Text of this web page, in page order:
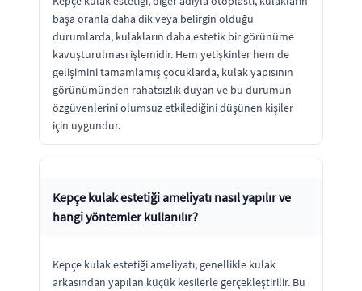
başa oranla daha dik veya belirgin olduğu
durumlarda, kulakların daha estetik bir görünüme
kavuşturulması işlemidir. Hem yetişkinler hem de
gelişimini tamamlamış çocuklarda, kulak yapısının
görünümünden rahatsızlık duyan ve bu durumun
özgüvenlerini olumsuz etkilediğini düşünen kişiler
için uygundur.
Kepçe kulak estetiği ameliyatı nasıl yapılır ve
hangi yöntemler kullanılır?
Kepçe kulak estetiği ameliyatı, genellikle kulak
arkasından yapılan küçük kesilerle gerçekleştirilir. Bu